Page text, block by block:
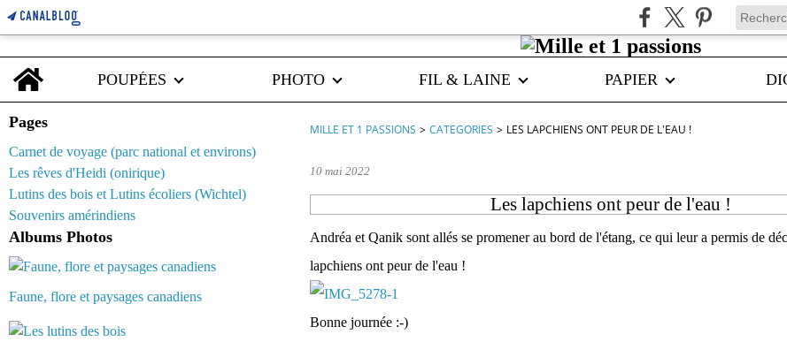
Home
POUPÉES
PHOTO FIL & LAINE PAPIER
Pages
Carnet de voyage (parc national et environs)
Les rêves d'Heidi (onirique)
Lutins des bois et Lutins écoliers (Wichtel)
Souvenirs amérindiens
Albums Photos
Faune, flore et paysages canadiens
MILLE ET 1 PASSIONS > CATEGORIES > LES LAPCHIENS ONT PEUR DE L'EAU !
10 mai 2022
Les lapchiens ont peur de l'eau !
Andréa et Qanik sont allés se promener au bord de l'étang, ce qui leur a permis de
lapchiens ont peur de l'eau !
Bonne journée :-)